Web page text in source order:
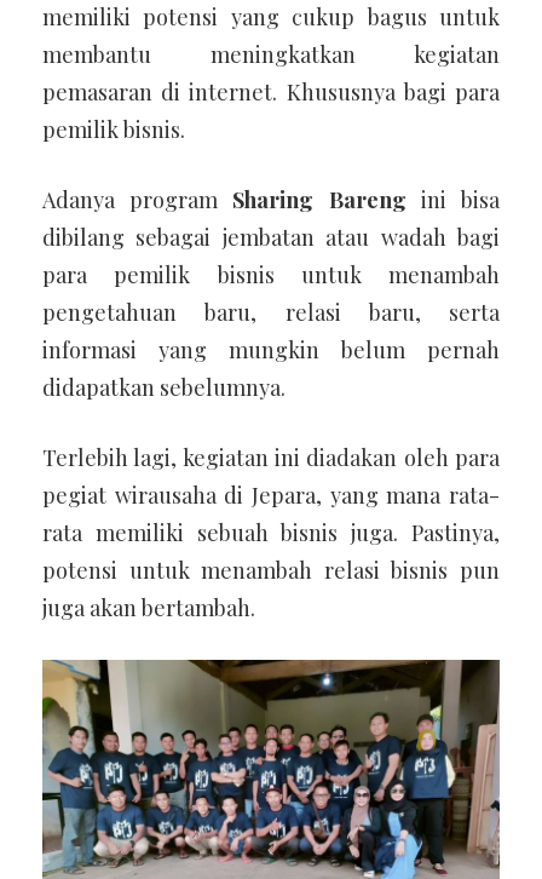
memiliki potensi yang cukup bagus untuk
membantu meningkatkan kegiatan
pemasaran di internet. Khususnya bagi para
pemilik bisnis.
Adanya program Sharing Bareng ini bisa
dibilang sebagai jembatan atau wadah bagi
para pemilik bisnis untuk menambah
pengetahuan baru, relasi baru, serta
informasi yang mungkin belum pernah
didapatkan sebelumnya.
Terlebih lagi, kegiatan ini diadakan oleh para
pegiat wirausaha di Jepara, yang mana rata-
rata memiliki sebuah bisnis juga. Pastinya,
potensi untuk menambah relasi bisnis pun
juga akan bertambah.